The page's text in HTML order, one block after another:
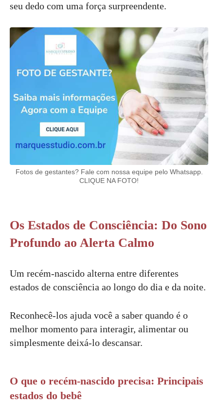
seu dedo com uma força surpreendente.
Fotos de gestantes? Fale com nossa equipe pelo Whatsapp.
CLIQUE NA FOTO!
Os Estados de Consciência: Do Sono
Profundo ao Alerta Calmo
Um recém-nascido alterna entre diferentes
estados de consciência ao longo do dia e da noite.
Reconhecê-los ajuda você a saber quando é o
melhor momento para interagir, alimentar ou
simplesmente deixá-lo descansar.
O que o recém-nascido precisa: Principais
estados do bebê